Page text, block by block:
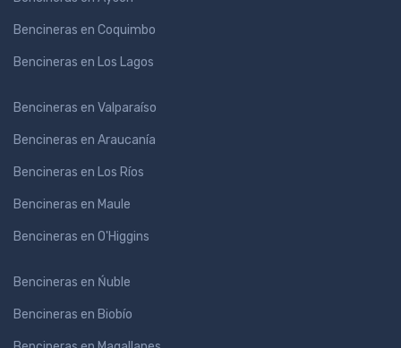
Bencineras en Coquimbo
Bencineras en Los Lagos
Bencineras en Valparaíso
Bencineras en Araucanía
Bencineras en Los Ríos
Bencineras en Maule
Bencineras en O'Higgins
Bencineras en Ńuble
Bencineras en Biobío